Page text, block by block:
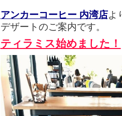
アンカーコーヒー 内湾店よ
デザートのご案内です。
ティラミス始めました！